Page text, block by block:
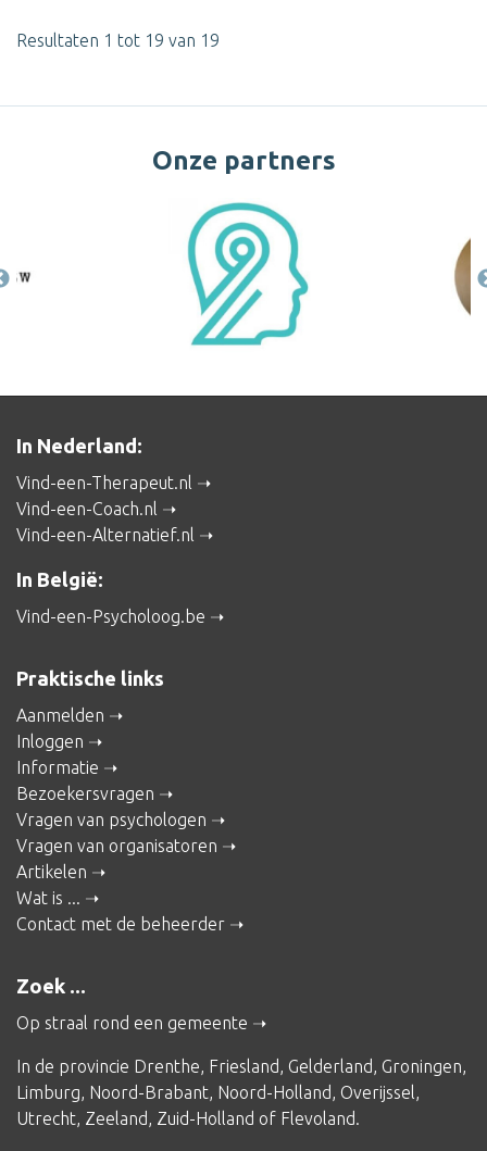
Resultaten 1 tot 19 van 19
Onze partners
In Nederland:
Vind-een-Therapeut.nl
Vind-een-Coach.nl
Vind-een-Alternatief.nl
In België:
Vind-een-Psycholoog.be
Praktische links
Aanmelden
Inloggen
Informatie
Bezoekersvragen
Vragen van psychologen
Vragen van organisatoren
Artikelen
Wat is ...
Contact met de beheerder
Zoek ...
Op straal rond een gemeente
In de provincie Drenthe, Friesland, Gelderland, Groningen,
Limburg, Noord-Brabant, Noord-Holland, Overijssel,
Utrecht, Zeeland, Zuid-Holland of Flevoland.